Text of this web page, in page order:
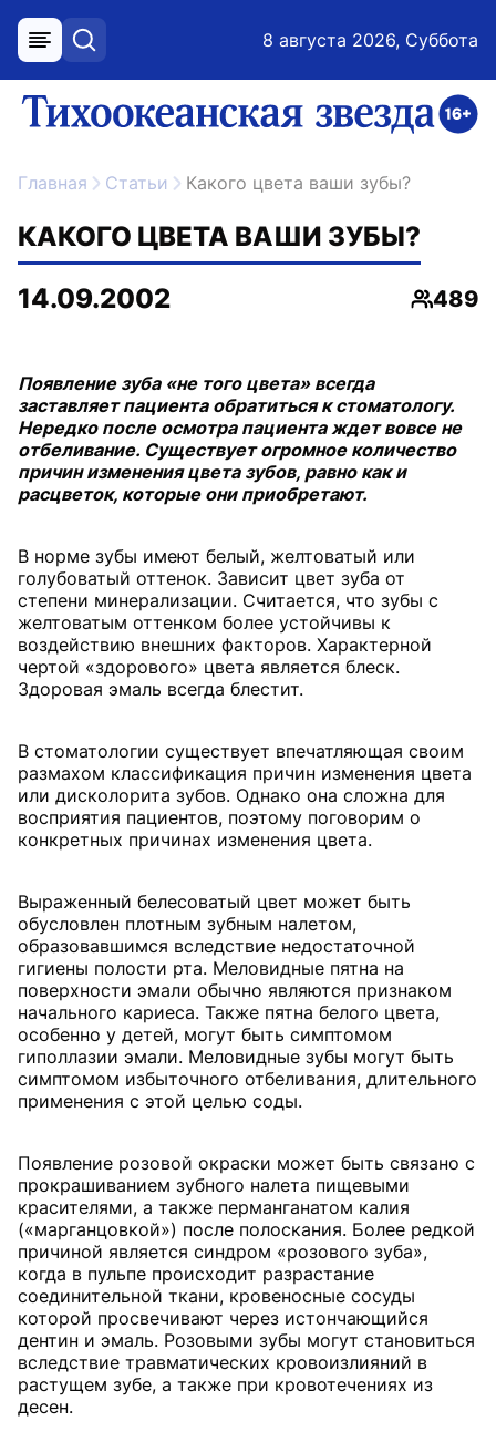
меню поиск 8 августа 2026, Суббота
ссылка на главную
Главная Статьи Какого цвета ваши зубы?
КАКОГО ЦВЕТА ВАШИ ЗУБЫ?
14.09.2002
489
Появление зуба «не того цвета» всегда
заставляет пациента обратиться к стоматологу.
Нередко после осмотра пациента ждет вовсе не
отбеливание. Существует огромное количество
причин изменения цвета зубов, равно как и
расцветок, которые они приобретают.
В норме зубы имеют белый, желтоватый или
голубоватый оттенок. Зависит цвет зуба от
степени минерализации. Считается, что зубы с
желтоватым оттенком более устойчивы к
воздействию внешних факторов. Характерной
чертой «здорового» цвета является блеск.
Здоровая эмаль всегда блестит.
В стоматологии существует впечатляющая своим
размахом классификация причин изменения цвета
или дисколорита зубов. Однако она сложна для
восприятия пациентов, поэтому поговорим о
конкретных причинах изменения цвета.
Выраженный белесоватый цвет может быть
обусловлен плотным зубным налетом,
образовавшимся вследствие недостаточной
гигиены полости рта. Меловидные пятна на
поверхности эмали обычно являются признаком
начального кариеса. Также пятна белого цвета,
особенно у детей, могут быть симптомом
гиполлазии эмали. Меловидные зубы могут быть
симптомом избыточного отбеливания, длительного
применения с этой целью соды.
Появление розовой окраски может быть связано с
прокрашиванием зубного налета пищевыми
красителями, а также перманганатом калия
(«марганцовкой») после полоскания. Более редкой
причиной является синдром «розового зуба»,
когда в пульпе происходит разрастание
соединительной ткани, кровеносные сосуды
которой просвечивают через истончающийся
дентин и эмаль. Розовыми зубы могут становиться
вследствие травматических кровоизлияний в
растущем зубе, а также при кровотечениях из
десен.